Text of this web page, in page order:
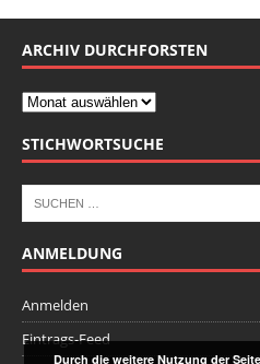
ARCHIV DURCHFORSTEN
STICHWORTSUCHE
ANMELDUNG
Anmelden
Eintrags-Feed
Durch die weitere Nutzung der